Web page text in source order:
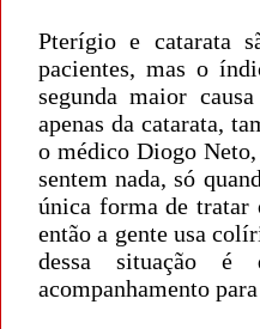
Pterígio e catarata
pacientes, mas o
segunda maior
apenas da catarata,
o médico Diogo Neto,
sentem nada, só
única forma de tratar
então a gente usa
dessa situação é
acompanhamento